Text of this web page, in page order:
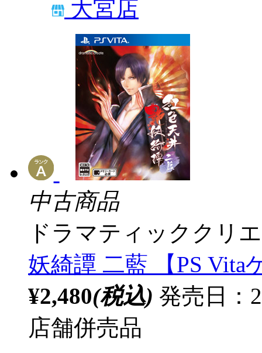
大宮店
中古商品
ドラマティッククリ
妖綺譚 二藍 【PS Vita
¥2,480(税込) 発売日：
店舗併売品